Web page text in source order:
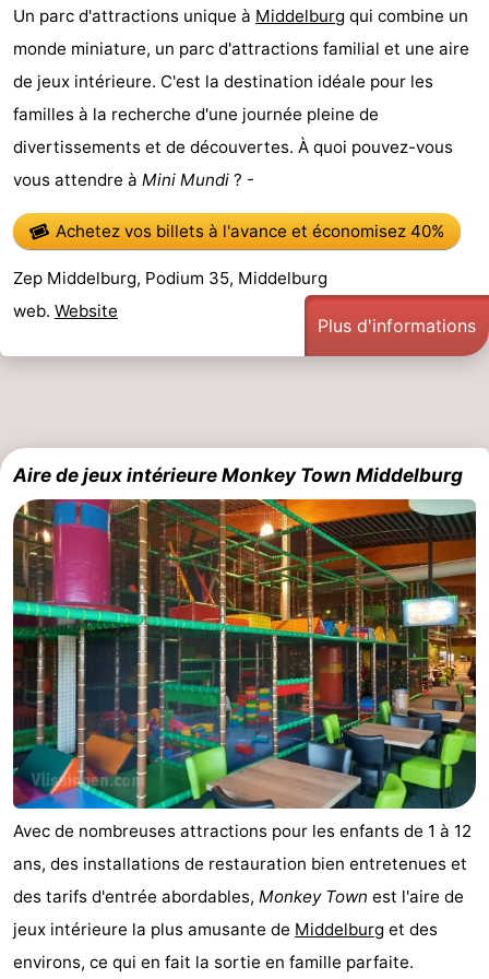
Moulins
Points
vue
Attractions
Croisières
-
Terrains
de
-
Aires
-
Bowling
mini-
golf
bien-
être
&
villes
Nature
Visites
guidées
Sports
-
Piscines
-
Faire
du
-
Randonnée
-
Terrains
golf
-
Peche
-
Un parc d'attractions unique à Middelburg qui combine un
monde miniature, un parc d'attractions familial et une aire
de jeux intérieure. C'est la destination idéale pour les
familles à la recherche d'une journée pleine de
divertissements et de découvertes. À quoi pouvez-vous
vous attendre à Mini Mundi ? -
Achetez vos billets à l'avanceet économisez 40%
Zep Middelburg, Podium 35, Middelburg
web. Website
Plus d'informations
Aire de jeux intérieure Monkey Town Middelburg
Avec de nombreuses attractions pour les enfants de 1 à 12
ans, des installations de restauration bien entretenues et
des tarifs d'entrée abordables, Monkey Town est l'aire de
jeux intérieure la plus amusante de Middelburg et des
environs, ce qui en fait la sortie en famille parfaite.